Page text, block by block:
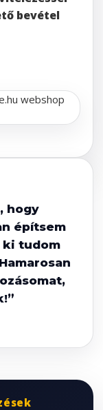
bevétel
hogy
építsem
ki tudom